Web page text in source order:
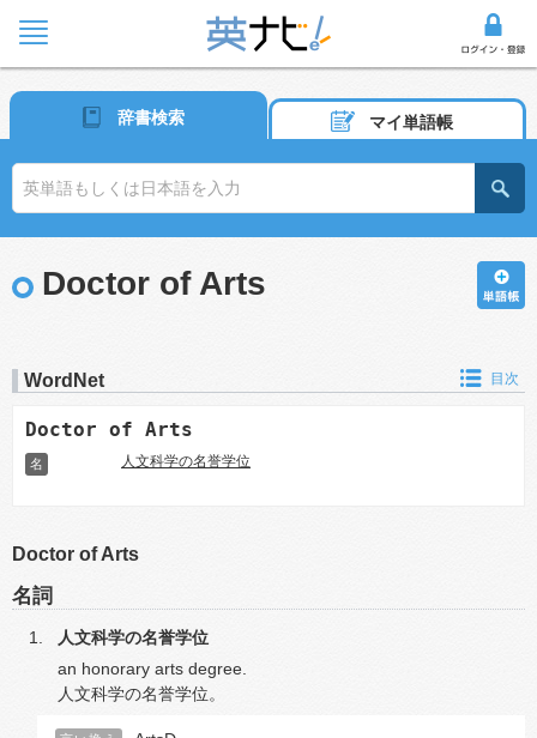
辞書検索 マイ単語帳
Doctor of Arts
WordNet 目次
Doctor of Arts
名 人文科学の名誉学位
Doctor of Arts
名詞
人文科学の名誉学位
an honorary arts degree.
人文科学の名誉学位。